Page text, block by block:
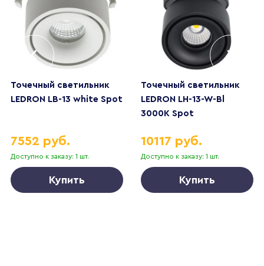
Точечный светильник
LEDRON LB-13 white Spot
Доступно к заказу: 1 шт.
7552 руб.
Купить
Точечный светильник
LEDRON LH-13-W-Bl
3000K Spot
Доступно к заказу: 1 шт.
10117 руб.
Купить